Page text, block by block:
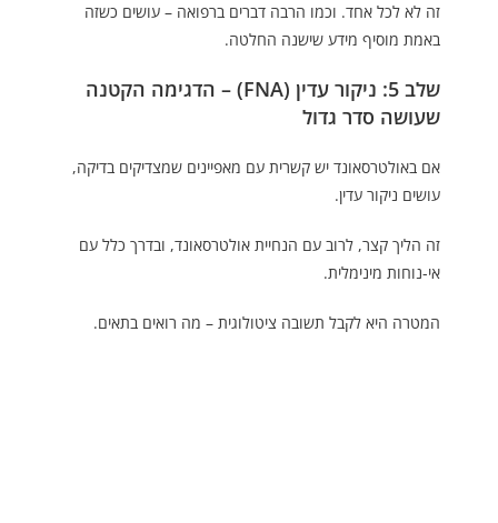
זה לא לכל אחד. וכמו הרבה דברים ברפואה – עושים כשזה
באמת מוסיף מידע שישנה החלטה.
שלב 5: ניקור עדין (FNA) – הדגימה הקטנה
שעושה סדר גדול
אם באולטרסאונד יש קשרית עם מאפיינים שמצדיקים בדיקה,
עושים ניקור עדין.
זה הליך קצר, לרוב עם הנחיית אולטרסאונד, ובדרך כלל עם
אי-נוחות מינימלית.
המטרה היא לקבל תשובה ציטולוגית – מה רואים בתאים.